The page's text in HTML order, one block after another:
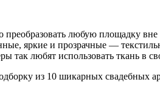
преобразовать любую площадку
яркие и прозрачные —
так любят использовать ткань в
из 10 шикарных свадебных